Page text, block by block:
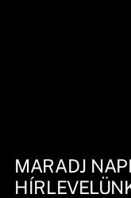
MARADJ